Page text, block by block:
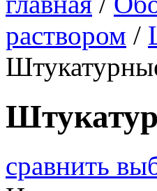
раствором /
сравнить